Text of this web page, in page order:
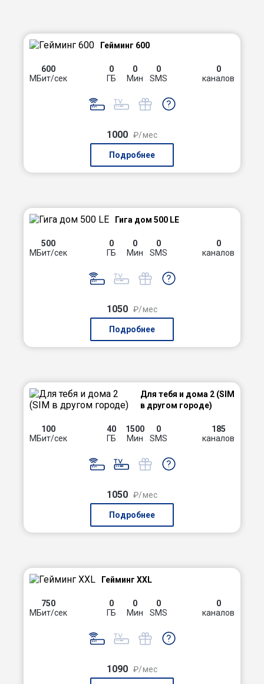
Гейминг 600
600
МБит/сек
0
ГБ
0
Мин
0
SMS
0
каналов
1000 ₽/мес
Подробнее
Гигa дом 500 LE
500
МБит/сек
0
ГБ
0
Мин
0
SMS
0
каналов
1050 ₽/мес
Подробнее
Для тебя и дома 2 (SIM
в другом городе)
100
МБит/сек
40
ГБ
1500
Мин
0
SMS
185
каналов
1050 ₽/мес
Подробнее
Гейминг XXL
750
МБит/сек
0
ГБ
0
Мин
0
SMS
0
каналов
1090 ₽/мес